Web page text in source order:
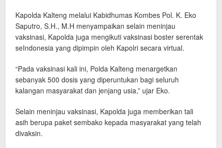
Kapolda Kalteng melalui Kabidhumas Kombes Pol. K. Eko
Saputro, S.H., M.H menyampaikan selain meninjau
vaksinasi, Kapolda juga mengikuti vaksinasi boster serentak
seIndonesia yang dipimpin oleh Kapolri secara virtual.
“Pada vaksinasi kali ini, Polda Kalteng menargetkan
sebanyak 500 dosis yang diperuntukan bagi seluruh
kalangan masyarakat dan jenjang usia,” ujar Eko.
Selain meninjau vaksinasi, Kapolda juga memberikan tali
asih berupa paket sembako kepada masyarakat yang telah
divaksin.